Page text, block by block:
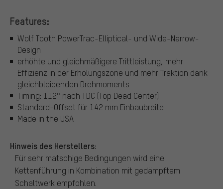
Features:
Wolf Tooth PowerTrac-Elliptical- und Wide-Narrow-
Design
erhöhte und gleichmäßigere Trittleistung, mehr
Effizienz in der Erholungszone und mehr Traktion dank
gleichbleibenden Drehmoments
Timing: 112° nach TDC (Top Dead Center)
Standard-Offset für 142 mm Einbaubreite
Made in the USA
Hinweis des Herstellers:
Für sehr matschige Bedingungen wird eine
Kettenführung in Kombination mit gedämpftem
Schaltwerk empfohlen.